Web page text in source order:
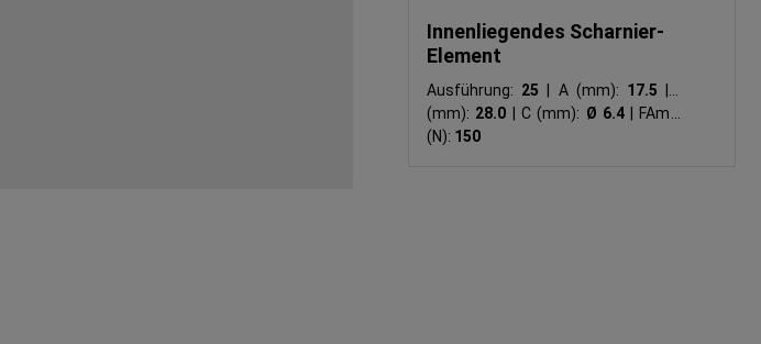
Innenliegendes Scharnier-
Element
Ausführung: 25 A (mm): 17.5
(mm): 28.0 C (mm): Ø 6.4
FAmax
(N): 150